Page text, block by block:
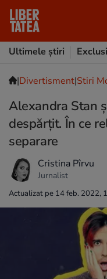
Ultimele știri
|Divertisment|Stiri
Alexandra Stan
despărțit. În ce
separare
Cristina Pîrvu
Jurnalist
Actualizat pe 14 feb. 2022,